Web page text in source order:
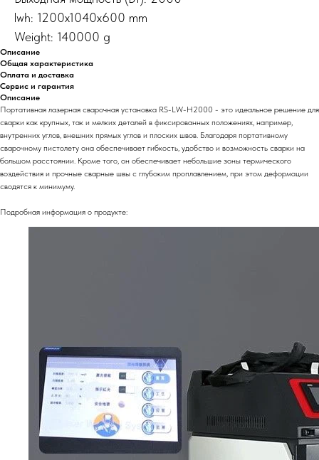
lwh: 1200x1040x600 mm
Weight: 140000 g
Описание
Общая характеристика
Оплата и доставка
Сервис и гарантия
Описание
Портативная лазерная сварочная установка RS-LW-H2000 - это идеальное решение для
сварки как крупных, так и мелких деталей в фиксированных положениях, например,
внутренних углов, внешних прямых углов и плоских швов. Благодаря портативному
сварочному пистолету она обеспечивает гибкость, удобство и возможность сварки на
большом расстоянии. Кроме того, он обеспечивает небольшие зоны термического
воздействия и прочные сварные швы с глубоким проплавлением, при этом деформации
сводятся к минимуму.
Подробная информация о продукте: